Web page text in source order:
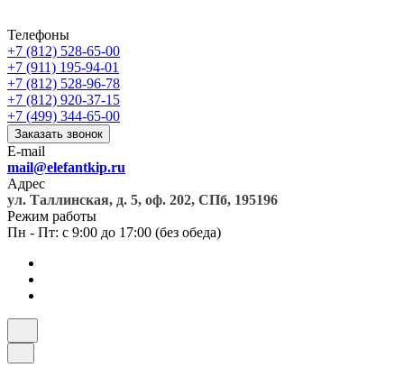
Телефоны
+7 (812) 528-65-00
+7 (911) 195-94-01
+7 (812) 528-96-78
+7 (812) 920-37-15
+7 (499) 344-65-00
Заказать звонок
E-mail
mail@elefantkip.ru
Адрес
ул. Таллинская, д. 5, оф. 202, СПб, 195196
Режим работы
Пн - Пт: с 9:00 до 17:00 (без обеда)